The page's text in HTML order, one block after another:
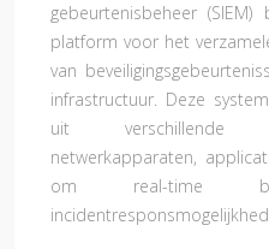
gebeurtenisbeheer
platform voor het
van
infrastructuur. Deze
uit verschillende
netwerkapparaten,
om real-time